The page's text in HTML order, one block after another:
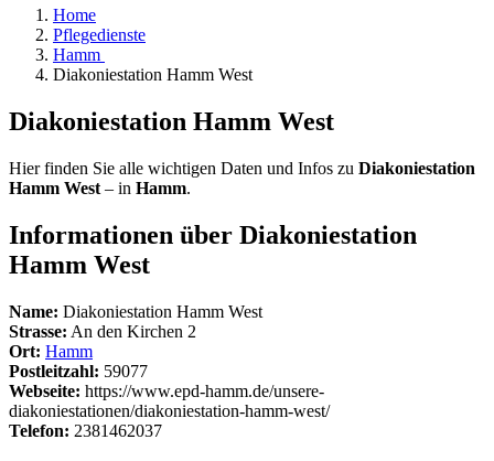
Home
Pflegedienste
Hamm
Diakoniestation Hamm West
Diakoniestation Hamm West
Hier finden Sie alle wichtigen Daten und Infos zu Diakoniestation
Hamm West – in Hamm.
Informationen über Diakoniestation
Hamm West
Name: Diakoniestation Hamm West
Strasse: An den Kirchen 2
Ort: Hamm
Postleitzahl: 59077
Webseite: https://www.epd-hamm.de/unsere-
diakoniestationen/diakoniestation-hamm-west/
Telefon: 2381462037